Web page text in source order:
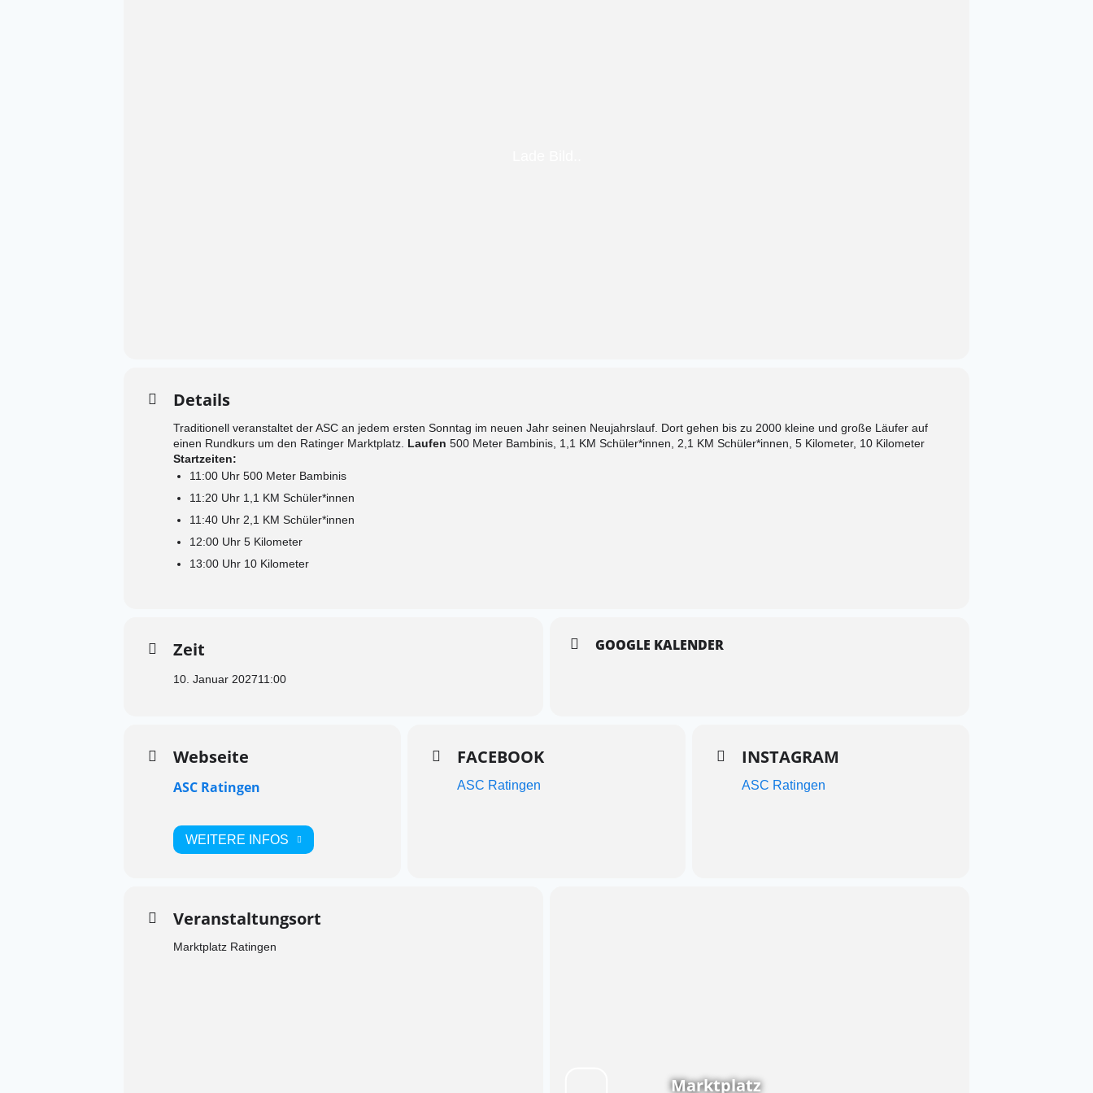
Details
Traditionell veranstaltet der ASC an jedem ersten Sonntag im neuen Jahr seinen Neujahrslauf. Dort gehen bis zu 2000 kleine und große Läufer auf
einen Rundkurs um den Ratinger Marktplatz. Laufen 500 Meter Bambinis, 1,1 KM Schüler*innen, 2,1 KM Schüler*innen, 5 Kilometer, 10 Kilometer
Startzeiten:
11:00 Uhr 500 Meter Bambinis
11:20 Uhr 1,1 KM Schüler*innen
11:40 Uhr 2,1 KM Schüler*innen
12:00 Uhr 5 Kilometer
13:00 Uhr 10 Kilometer
Zeit
10. Januar 202711:00
GOOGLE KALENDER
Webseite
ASC Ratingen
WEITERE INFOS
FACEBOOK
ASC Ratingen
INSTAGRAM
ASC Ratingen
Veranstaltungsort
Marktplatz Ratingen
Marktplatz